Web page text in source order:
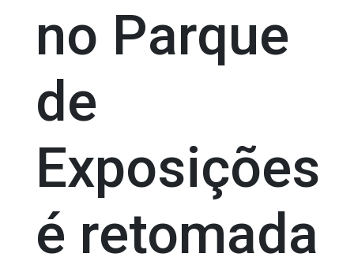
no Parque
de
Exposições
é retomada